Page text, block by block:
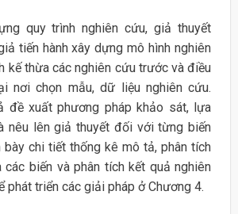
quy trình nghiên cứu, giả thuyết
tiến hành xây dựng mô hình nghiên
kế thừa các nghiên cứu trước và điều
nơi chọn mẫu, dữ liệu nghiên cứu.
đề xuất phương pháp khảo sát, lựa
nêu lên giả thuyết đối với từng biến
bày chi tiết thống kê mô tả, phân tích
biến và phân tích kết quả nghiên
phát triển các giải pháp ở Chương 4.